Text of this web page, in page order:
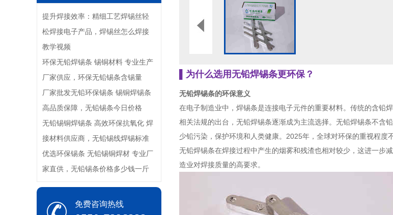
提升焊接效率：精细工艺焊锡丝轻
松焊接电子产品，焊锡丝怎么焊接
教学视频
环保无铅焊锡条 锡铜材料 专业生产
厂家供应，环保无铅锡条含锡量
厂家批发无铅环保锡条 锡铜焊锡条
高品质保障，无铅锡条今日价格
无铅锡铜焊锡条 高效环保抗氧化 焊
接材料供应商，无铅锡线焊锡标准
优选环保锡条 无铅锡铜焊材 专业厂
家直供，无铅锡条价格多少钱一斤
免费咨询热线
▌为什么选用无铅焊锡条更环保？
无铅焊锡条的环保意义
在电子制造业中，焊锡条是连接电子元件的重要材料。传统的含铅
相关法规的出台，无铅焊锡条逐渐成为主流选择。无铅焊锡条不含
少铅污染，保护环境和人类健康。2025年，全球对环保的重视程度
无铅焊锡条在焊接过程中产生的烟雾和残渣也相对较少，这进一步
造业对焊接质量的高要求。